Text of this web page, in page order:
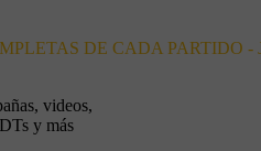
DE CADA PARTIDO
videos,
y más